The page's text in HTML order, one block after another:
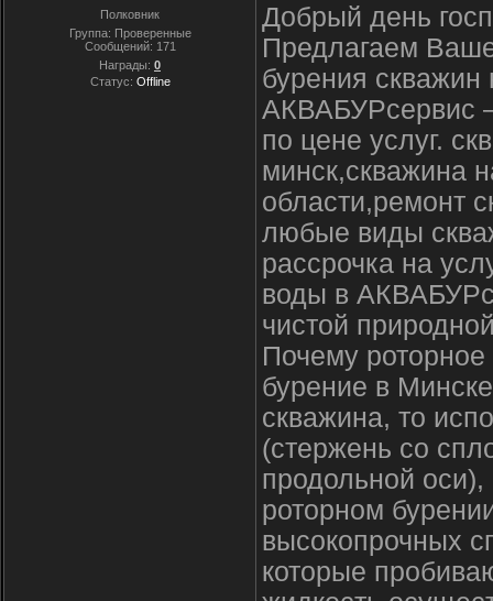
Полковник
Группа: Проверенные
Сообщений: 171
Награды: 0
Статус: Offline
Добрый день
Предлагаем
бурения
АКВАБУРсервис
по цене услуг.
минск,скважина
области,ремонт
любые виды
рассрочка на
воды в
чистой
Почему
бурение в
скважина, то
(стержень со
продольной
роторном
высокопрочных
которые